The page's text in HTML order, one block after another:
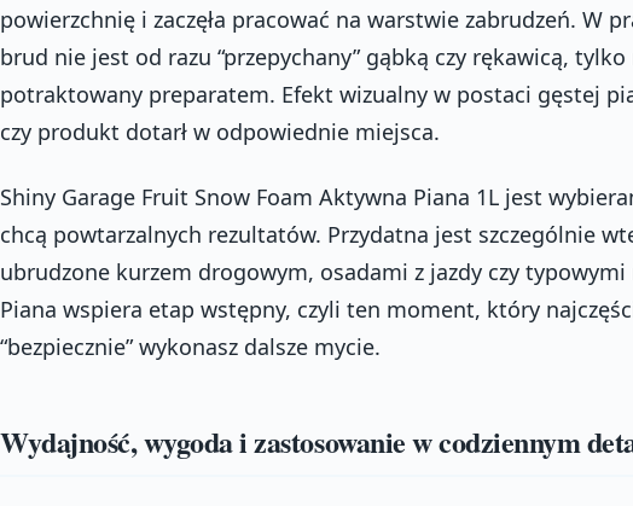
powierzchnię i zaczęła pracować na warstwie zabrudzeń. W
brud nie jest od razu “przepychany” gąbką czy rękawicą,
potraktowany preparatem. Efekt wizualny w postaci gęstej
czy produkt dotarł w odpowiednie miejsca.
Shiny Garage Fruit Snow Foam Aktywna Piana 1L jest
chcą powtarzalnych rezultatów. Przydatna jest szczególnie
ubrudzone kurzem drogowym, osadami z jazdy czy
Piana wspiera etap wstępny, czyli ten moment, który
“bezpiecznie” wykonasz dalsze mycie.
Wydajność, wygoda i zastosowanie w codziennym